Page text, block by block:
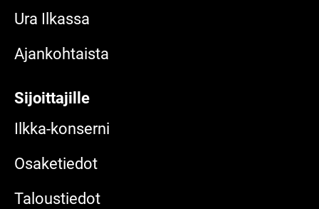
Ura Ilkassa
Ajankohtaista
Sijoittajille
Ilkka-konserni
Osaketiedot
Taloustiedot